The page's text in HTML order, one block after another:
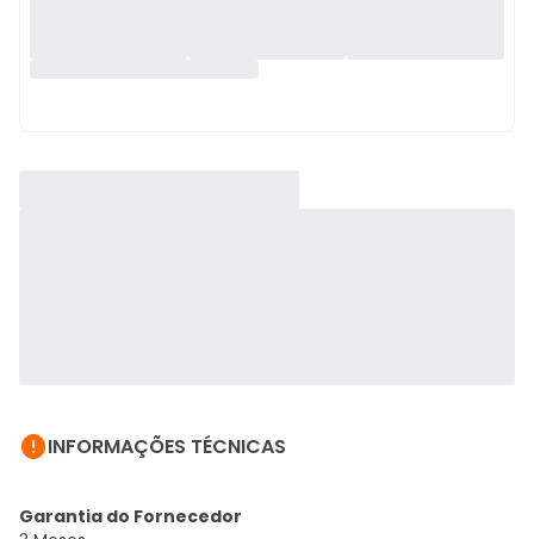
INFORMAÇÕES TÉCNICAS
Garantia do Fornecedor